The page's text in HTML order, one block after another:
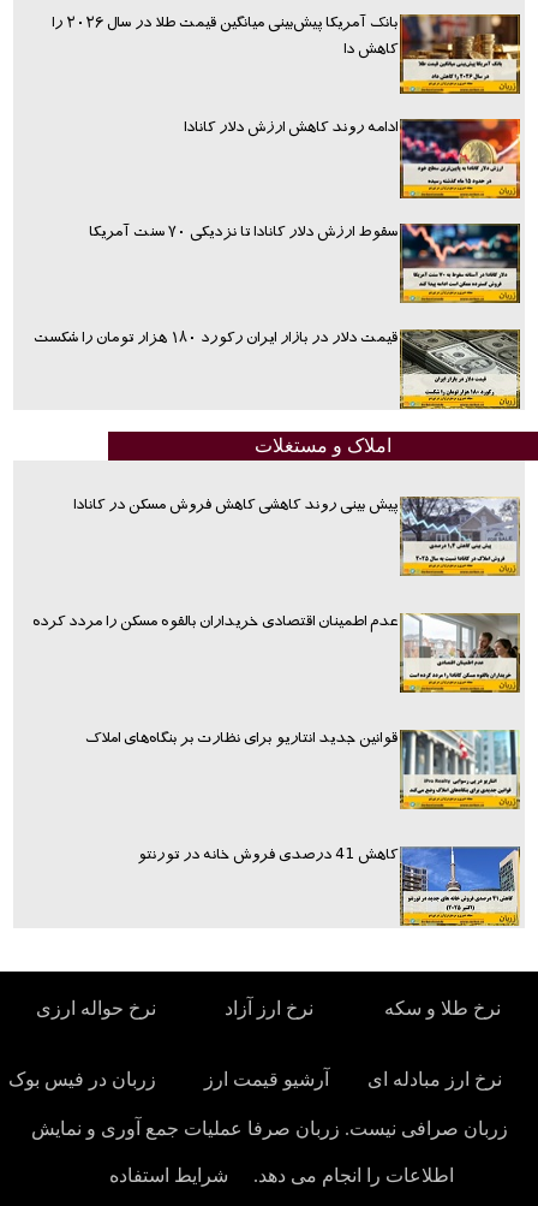
بانک آمریکا پیش‌بینی میانگین قیمت طلا در سال ۲۰۲۶ را
کاهش دا
ادامه روند کاهش ارزش دلار کانادا
سقوط ارزش دلار کانادا تا نزدیکی ۷۰ سنت آمریکا
قیمت دلار در بازار ایران رکورد ۱۸۰ هزار تومان را شکست
املاک و مستغلات
پیش بینی روند کاهشی کاهش فروش مسکن در کانادا
عدم اطمینان اقتصادی خریداران بالقوه مسکن را مردد کرده
قوانین جدید انتاریو برای نظارت بر بنگاه‌های املاک
کاهش 41 درصدی فروش خانه در تورنتو
نرخ طلا و سکه نرخ ارز آزاد نرخ حواله ارزی
نرخ ارز مبادله ای آرشیو قیمت ارز زربان در فیس بوک
زربان صرافی نیست. زربان صرفا عملیات جمع آوری و نمایش
اطلاعات را انجام می دهد. شرایط استفاده